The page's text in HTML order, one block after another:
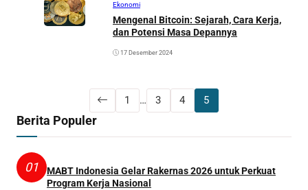
Ekonomi
Mengenal Bitcoin: Sejarah, Cara Kerja,
dan Potensi Masa Depannya
17 Desember 2024
1 … 3 4 5
Berita Populer
01
MABT Indonesia Gelar Rakernas 2026 untuk Perkuat
Program Kerja Nasional